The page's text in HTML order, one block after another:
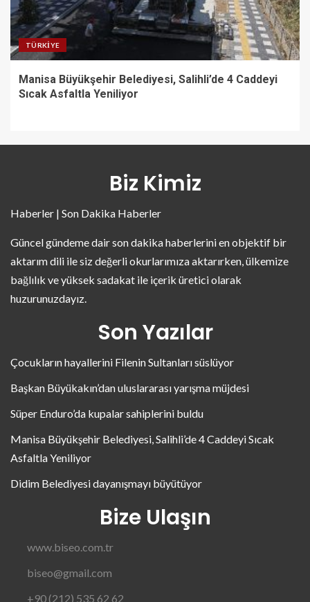
TÜRKIYE
Manisa Büyükşehir Belediyesi, Salihli’de 4 Caddeyi
Sıcak Asfaltla Yeniliyor
Biz Kimiz
Haberler | Son Dakika Haberler
Güncel gündeme dair son dakika haberlerini en objektif bir
aktarım dili ile siz değerli okurlarımıza aktarırken, ülkemize
bağlılık ve yüksek sadakat ile içerik üretici olarak
huzurunuzdayız.
Son Yazılar
Çocukların hayallerini Filenin Sultanları süslüyor
Başkan Büyükakın’dan uluslararası yarışma müjdesi
Süper Enduro’da kupalar sahiplerini buldu
Manisa Büyükşehir Belediyesi, Salihli’de 4 Caddeyi Sıcak
Asfaltla Yeniliyor
Didim Belediyesi dayanışmayı büyütüyor
Bize Ulaşın
www.biseo.com.tr
biseo@gmail.com
+90 (212) 535 62 62